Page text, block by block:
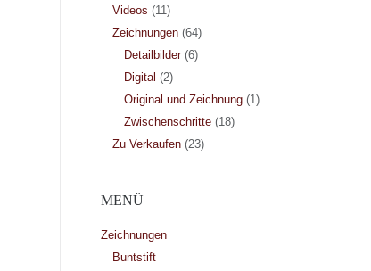
Videos (11)
Zeichnungen(64)
Detailbilder(6)
Digital (2)
Original und Zeichnung(1)
Zwischenschritte(18)
Zu Verkaufen(23)
MENÜ
Zeichnungen
Buntstift